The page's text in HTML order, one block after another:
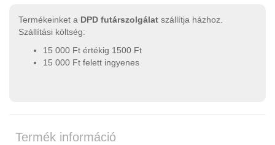
Termékeinket a DPD futárszolgálat szállítja házhoz.
Szállítási költség:
15 000 Ft értékig 1500 Ft
15 000 Ft felett ingyenes
Termék információ